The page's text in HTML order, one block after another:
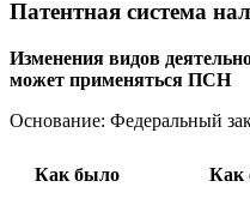
Патентная система
Изменения видов
может применяться ПСН
Основание: Федеральный
Как было Как